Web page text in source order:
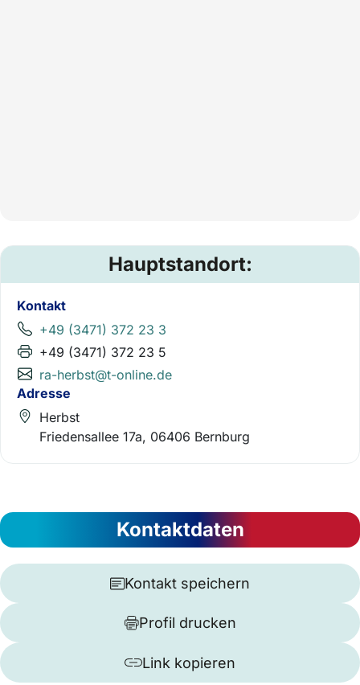
Hauptstandort:
Kontakt
+49 (3471) 372 23 3
+49 (3471) 372 23 5
ra-herbst@t-online.de
Adresse
Herbst
Friedensallee 17a, 06406 Bernburg
Kontaktdaten
Kontakt speichern
Profil drucken
Link kopieren